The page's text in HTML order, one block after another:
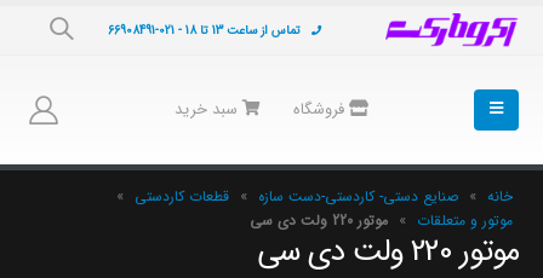
تماس از ساعت 13 تا 18 - 021-66908491
فروشگاه سبد خرید
خانه » صنایع دستی- کاردستی-دست سازه » قطعات کاردستی »
موتور و متعلقات » موتور 220 ولت دی سی
موتور 220 ولت دی سی